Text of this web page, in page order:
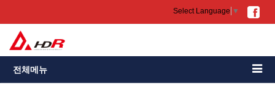
Select Language ▼
전체메뉴